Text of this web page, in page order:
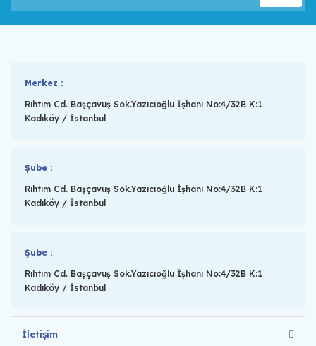
Merkez :
Rıhtım Cd. Başçavuş Sok.Yazıcıoğlu İşhanı No:4/32B K:1
Kadıköy / İstanbul
Şube :
Rıhtım Cd. Başçavuş Sok.Yazıcıoğlu İşhanı No:4/32B K:1
Kadıköy / İstanbul
Şube :
Rıhtım Cd. Başçavuş Sok.Yazıcıoğlu İşhanı No:4/32B K:1
Kadıköy / İstanbul
İletişim